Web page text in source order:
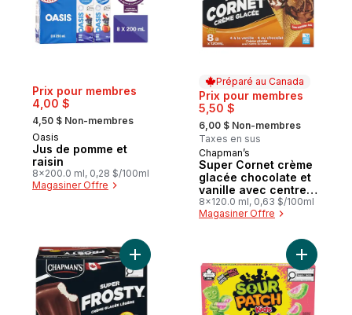
Prix pour membres
4,00 $
, formerly:
4,50 $ Non-membres
Oasis
Jus de pomme et
raisin
8x200.0 ml, 0,28 $/100ml
Magasiner Offre
Préparé au Canada
Prix pour membres
5,50 $
, formerly:
6,00 $ Non-membres
Taxes en sus
Préparé au Canada
Chapman’s
Super Cornet crème
glacée chocolate et
vanille avec centre
caramel
8x120.0 ml, 0,63 $/100ml
Magasiner Offre
Ajouter Super barre frosty à la crème
Ajouter